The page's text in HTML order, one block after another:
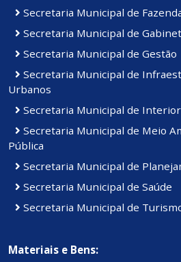
Secretaria Municipal de
Secretaria Municipal de
Secretaria Municipal de Gestão
Secretaria Municipal de
Urbanos
Secretaria Municipal de Interior
Secretaria Municipal de Meio
Pública
Secretaria Municipal de
Secretaria Municipal de Saúde
Secretaria Municipal de
Materiais e Bens: